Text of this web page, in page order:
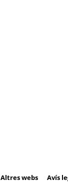
Altres webs Avís